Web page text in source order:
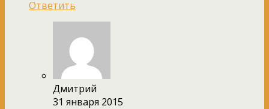
Ответить
Дмитрий
31 января 2015